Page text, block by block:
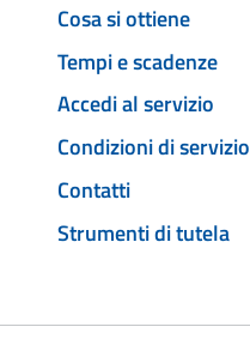
Cosa si ottiene
Tempi e scadenze
Accedi al servizio
Condizioni di servizio
Contatti
Strumenti di tutela